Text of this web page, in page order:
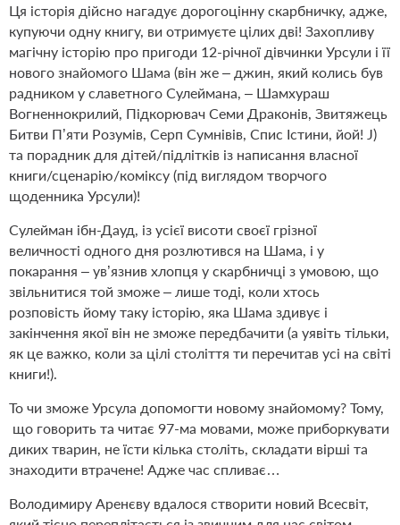
Ця історія дійсно нагадує дорогоцінну скарбничку, адже,
купуючи одну книгу, ви отримуєте цілих дві! Захопливу
магічну історію про пригоди 12-річної дівчинки Урсули і її
нового знайомого Шама (він же – джин, який колись був
радником у славетного Сулеймана, – Шамхураш
Вогненнокрилий, Підкорювач Семи Драконів, Звитяжець
Битви П’яти Розумів, Серп Сумнівів, Спис Істини, йой! J)
та порадник для дітей/підлітків із написання власної
книги/сценарію/коміксу (під виглядом творчого
щоденника Урсули)!
Сулейман ібн-Дауд, із усієї висоти своєї грізної
величності одного дня розлютився на Шама, і у
покарання – ув’язнив хлопця у скарбничці з умовою, що
звільнитися той зможе – лише тоді, коли хтось
розповість йому таку історію, яка Шама здивує і
закінчення якої він не зможе передбачити (а уявіть тільки,
як це важко, коли за цілі століття ти перечитав усі на світі
книги!).
То чи зможе Урсула допомогти новому знайомому? Тому,
що говорить та читає 97-ма мовами, може приборкувати
диких тварин, не їсти кілька століть, складати вірші та
знаходити втрачене! Адже час спливає…
Володимиру Аренєву вдалося створити новий Всесвіт,